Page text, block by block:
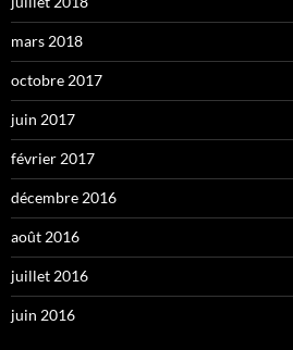
mars 2018
octobre 2017
juin 2017
février 2017
décembre 2016
août 2016
juillet 2016
juin 2016